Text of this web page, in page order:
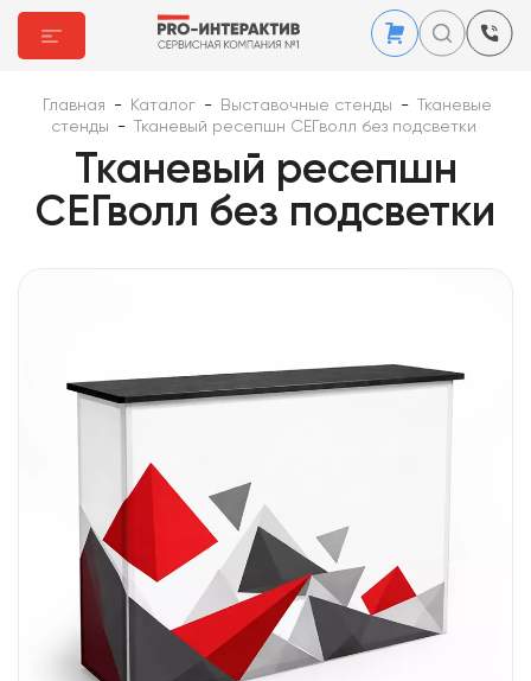
Главная - Каталог - Выставочные стенды -
Тканевые
стенды
- Тканевый ресепшн СЕГволл без подсветки
Тканевый ресепшн
СЕГволл без подсветки